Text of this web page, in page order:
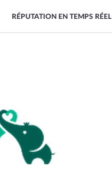
RÉPUTATION EN TEMPS RÉEL